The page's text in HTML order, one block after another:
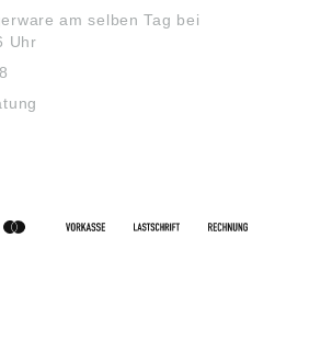
am selben Tag bei
Uhr